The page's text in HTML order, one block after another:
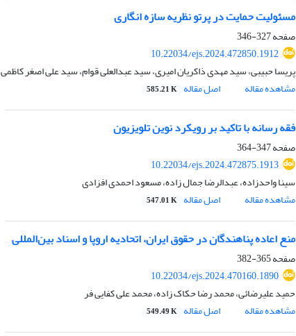
مسئولیت حمایت در پرتو نظریه سازه انگاری
صفحه327-346
10.22034/ejs.2024.472850.1912
پریسا حبیبی، سید مهدی ذاکریان امیری، سید عبدالعلی قوام، سید علی اصغر کاظمی
مشاهده مقاله
اصل مقاله 585.21 K
فقه رسانه با تاکید بر رویکرد نوین تلویزیون
صفحه347-364
10.22034/ejs.2024.472875.1913
سینا واحدزاده، عبدالرضا جمال زاده، مسعود احمدی افزادی
مشاهده مقاله
اصل مقاله 547.01 K
منع اعاده پناهندگان در حقوق ایران، اتحادیه اروپا و اسناد بین‌المللی
صفحه365-382
10.22034/ejs.2024.470160.1890
حمید علیرضائی، محمد رضا حکاک زاده، محمد علی کفایی فر
مشاهده مقاله
اصل مقاله 549.49 K